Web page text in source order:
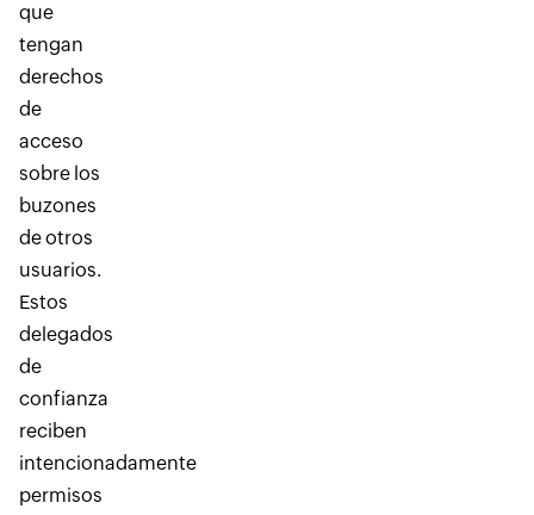
que
tengan
derechos
de
acceso
sobre los
buzones
de otros
usuarios.
Estos
delegados
de
confianza
reciben
intencionadamente
permisos